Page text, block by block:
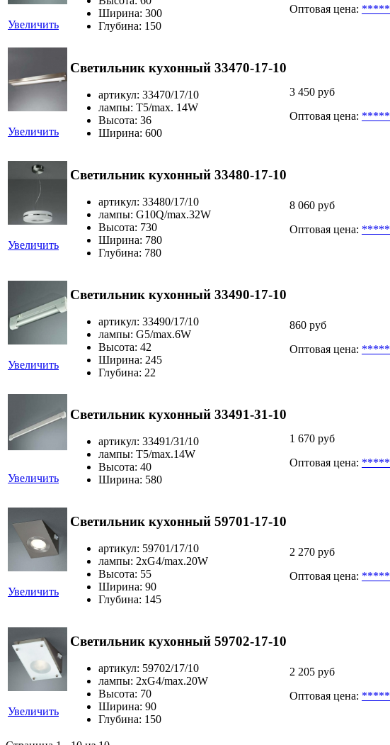
Увеличить
Ширина: 300
Глубина: 150
Оптовая цена: *****
Увеличить
Светильник кухонный 33470-17-10
артикул: 33470/17/10
лампы: T5/max. 14W
Высота: 36
Ширина: 600
3 450 руб
Оптовая цена: *****
Увеличить
Светильник кухонный 33480-17-10
артикул: 33480/17/10
лампы: G10Q/max.32W
Высота: 730
Ширина: 780
Глубина: 780
8 060 руб
Оптовая цена: *****
Увеличить
Светильник кухонный 33490-17-10
артикул: 33490/17/10
лампы: G5/max.6W
Высота: 42
Ширина: 245
Глубина: 22
860 руб
Оптовая цена: *****
Увеличить
Светильник кухонный 33491-31-10
артикул: 33491/31/10
лампы: T5/max.14W
Высота: 40
Ширина: 580
1 670 руб
Оптовая цена: *****
Увеличить
Светильник кухонный 59701-17-10
артикул: 59701/17/10
лампы: 2xG4/max.20W
Высота: 55
Ширина: 90
Глубина: 145
2 270 руб
Оптовая цена: *****
Увеличить
Светильник кухонный 59702-17-10
артикул: 59702/17/10
лампы: 2xG4/max.20W
Высота: 70
Ширина: 90
Глубина: 150
2 205 руб
Оптовая цена: *****